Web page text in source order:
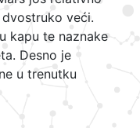
veći.
kapu te naznake
Desno je
u trenutku